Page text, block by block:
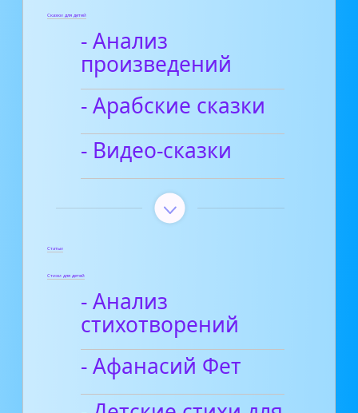
Сказки для детей
- Анализ
произведений
- Арабские сказки
- Видео-сказки
Статьи
Стихи для детей
- Анализ
стихотворений
- Афанасий Фет